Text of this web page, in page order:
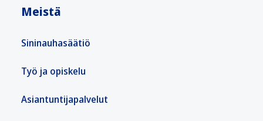
Meistä
Sininauhasäätiö
Työ ja opiskelu
Asiantuntijapalvelut